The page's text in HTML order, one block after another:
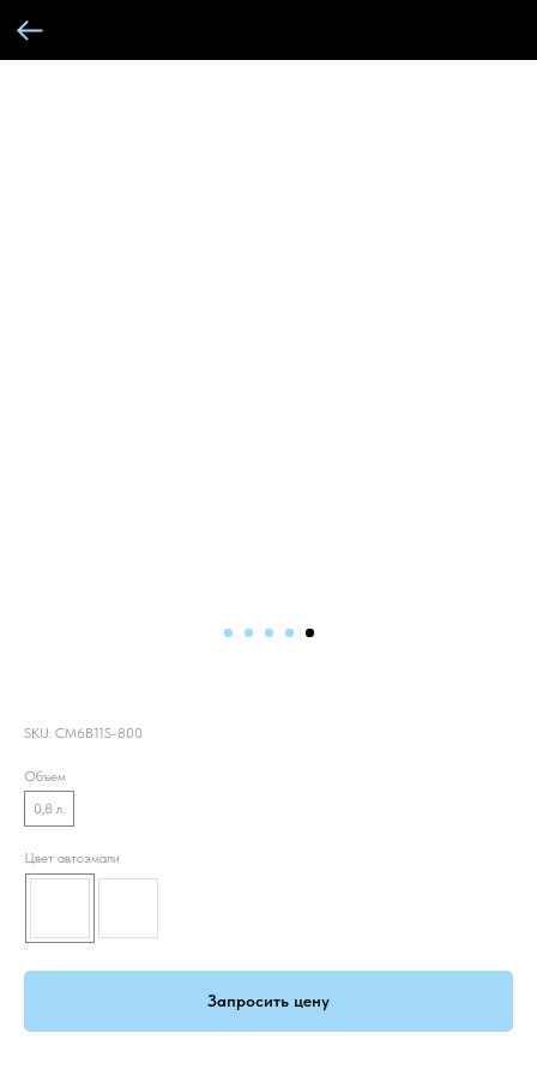
SKU: CM6B11S-800
Объем
0,8 л.
Цвет автоэмали
Запросить цену